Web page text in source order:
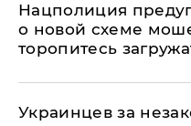
Нацполиция
о новой схеме
торопитесь
Украинцев за